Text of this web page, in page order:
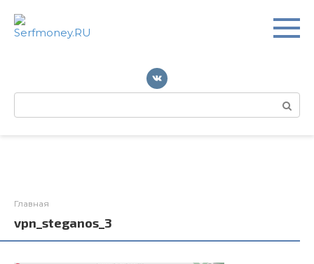
контенту
Поиск:
Главная
vpn_steganos_3